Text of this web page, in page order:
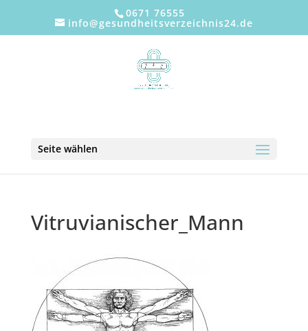
0671 76555
info@gesundheitsverzeichnis24.de
Seite wählen
Vitruvianischer_Mann